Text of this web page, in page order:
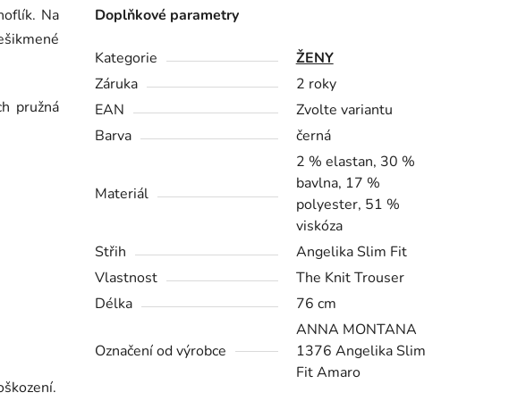
Na
pružná
Doplňkové parametry
Kategorie
ŽENY
Záruka
2 roky
EAN
Zvolte variantu
Barva
černá
Materiál
2 % elastan, 30 %
bavlna, 17 %
polyester, 51 %
viskóza
Střih
Angelika Slim Fit
Vlastnost
The Knit Trouser
Délka
76 cm
Označení od výrobce
ANNA MONTANA
1376 Angelika Slim
Fit Amaro